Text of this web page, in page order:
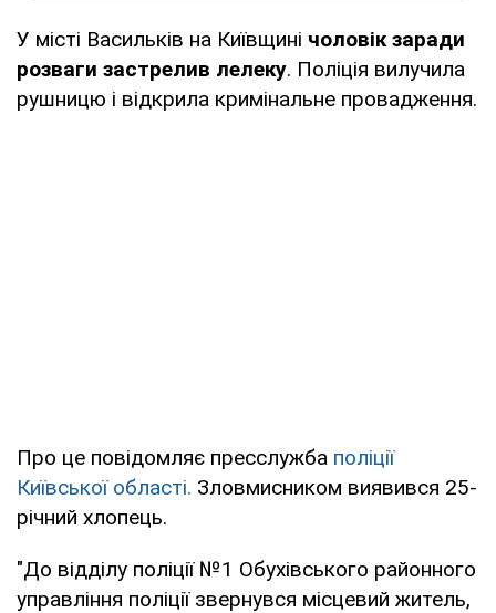
У місті Васильків на Київщині чоловік заради
розваги застрелив лелеку. Поліція вилучила
рушницю і відкрила кримінальне провадження.
Про це повідомляє пресслужба поліції
Київської області. Зловмисником виявився 25-
річний хлопець.
"До відділу поліції №1 Обухівського районного
управління поліції звернувся місцевий житель,